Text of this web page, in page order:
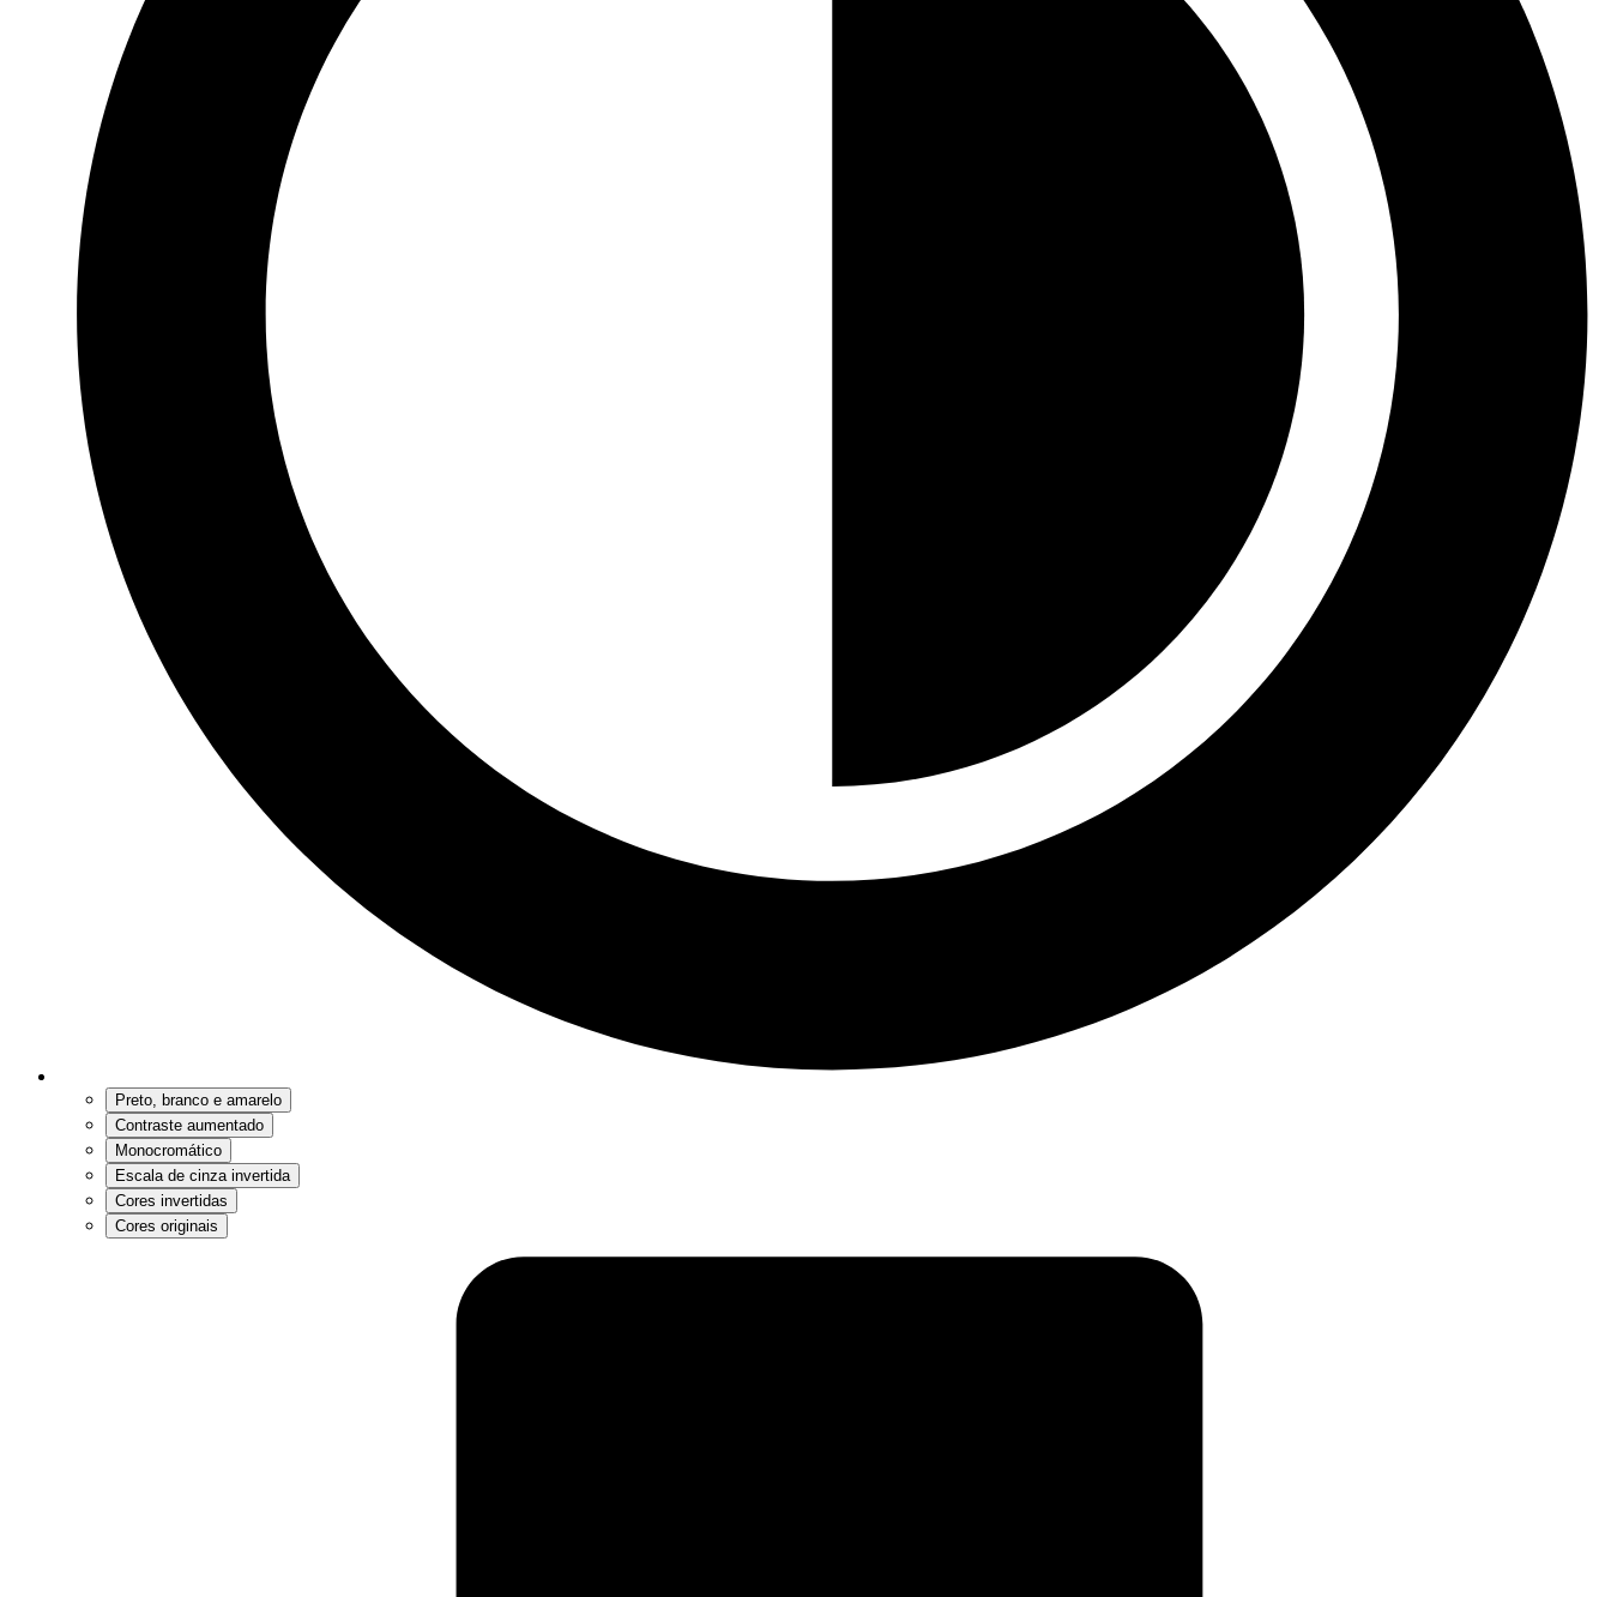
Preto, branco e amarelo
Contraste aumentado
Monocromático
Escala de cinza invertida
Cores invertidas
Cores originais